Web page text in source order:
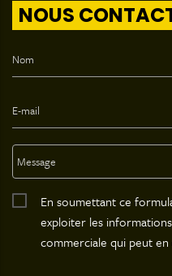
NOUS
En soumettant ce
exploiter les
commerciale qui peut